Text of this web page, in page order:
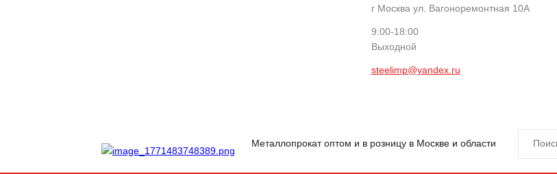
г Москва ул. Вагоноремонтная 10А
9:00-18:00
Выходной
steelimp@yandex.ru
Металлопрокат оптом и в розницу в Москве и области